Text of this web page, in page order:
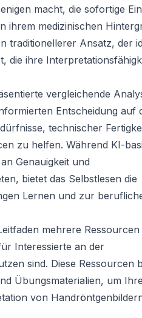
macht, die sofortige
ihrem medizinischen
traditionellerer Ansatz, der
die ihre
vergleichende
Entscheidung auf
technischer
zu helfen. Während KI-
Genauigkeit und
bietet das Selbstlesen die
Lernen und zur
mehrere
Interessierte an der
sind. Diese Ressourcen
Übungsmaterialien, um
von